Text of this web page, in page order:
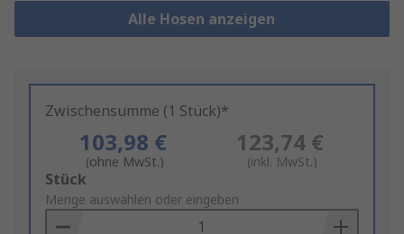
Alle Hosen anzeigen
Zwischensumme (1 Stück)*
103,98 €
(ohne MwSt.)
123,74 €
(inkl. MwSt.)
Add
to
Basket
Stück
Menge auswählen oder eingeben